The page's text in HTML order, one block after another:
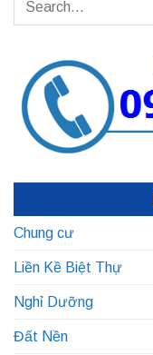
Chung cư
Liền Kề Biệt Thự
Nghỉ Dưỡng
Đất Nền